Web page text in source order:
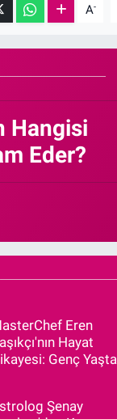
A-
Hangisi
Eder?
Eren
Hayat
Genç Yaşta
Şenay